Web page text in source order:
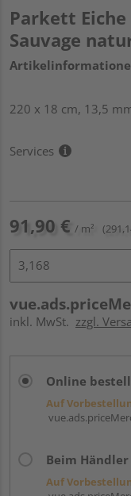
Parkett
Sauvage
220 x 18 cm, 13,5
Services
91,90 € / m²
inkl. MwSt. zzgl.
Online
Auf
Beim
Auf